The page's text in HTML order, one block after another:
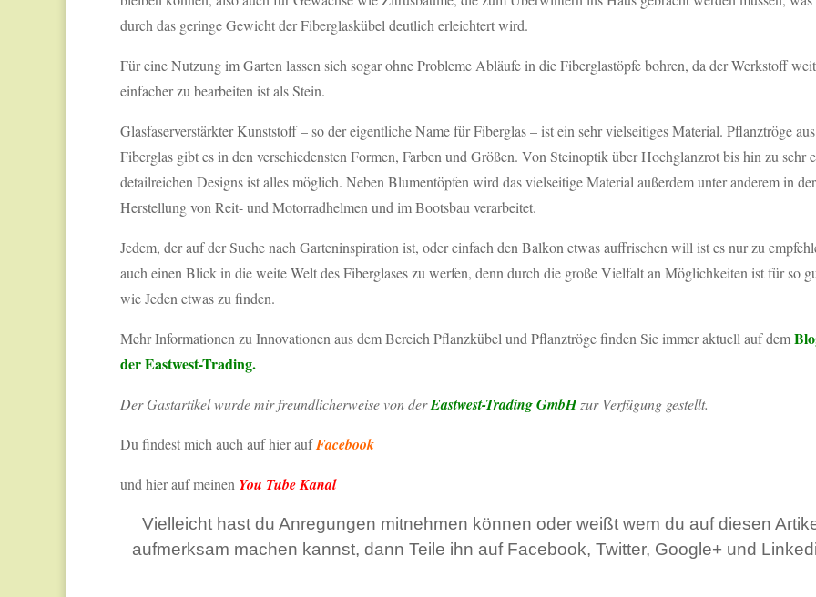
durch das geringe Gewicht der Fiberglaskübel deutlich erleichtert wird.
Für eine Nutzung im Garten lassen sich sogar ohne Probleme Abläufe in die Fiberglastöpfe bohren, da der Werkstoff
einfacher zu bearbeiten ist als Stein.
Glasfaserverstärkter Kunststoff – so der eigentliche Name für Fiberglas – ist ein sehr vielseitiges Material. Pflanztröge aus
Fiberglas gibt es in den verschiedensten Formen, Farben und Größen. Von Steinoptik über Hochglanzrot bis hin zu sehr
detailreichen Designs ist alles möglich. Neben Blumentöpfen wird das vielseitige Material außerdem unter anderem in der
Herstellung von Reit- und Motorradhelmen und im Bootsbau verarbeitet.
Jedem, der auf der Suche nach Garteninspiration ist, oder einfach den Balkon etwas auffrischen will ist es nur zu
auch einen Blick in die weite Welt des Fiberglases zu werfen, denn durch die große Vielfalt an Möglichkeiten ist für so
wie Jeden etwas zu finden.
Mehr Informationen zu Innovationen aus dem Bereich Pflanzkübel und Pflanztröge finden Sie immer aktuell auf dem
der Eastwest-Trading.
Der Gastartikel wurde mir freundlicherweise von derEastwest-Trading GmbHzur Verfügung gestellt.
Du findest mich auch auf hier aufFacebook
und hier auf meinen You Tube Kanal
Vielleicht hast du Anregungen mitnehmen können oder weißt wem du auf diesen
aufmerksam machen kannst, dann Teile ihn auf Facebook, Twitter, Google+ und